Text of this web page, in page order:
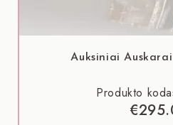
Auksiniai
Produkto
€